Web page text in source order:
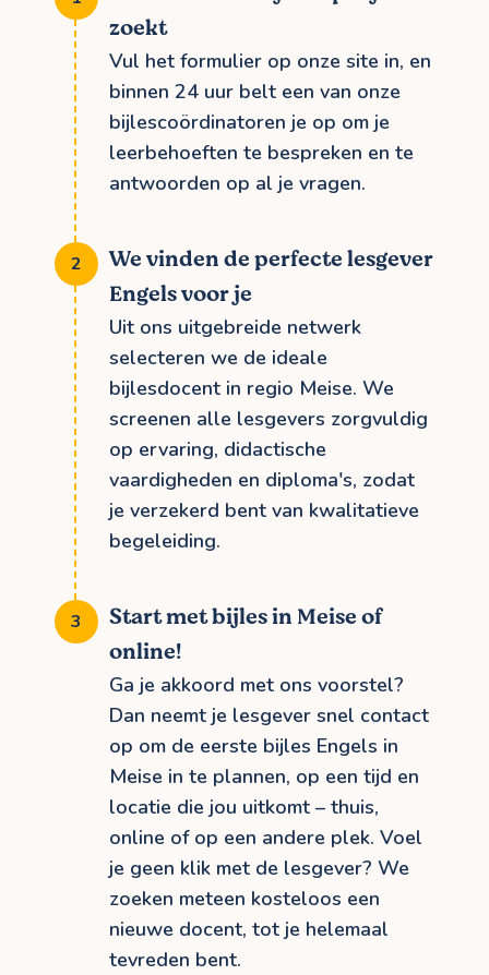
zoekt
Vul het formulier op onze site in, en
binnen 24 uur belt een van onze
bijlescoördinatoren je op om je
leerbehoeften te bespreken en te
antwoorden op al je vragen.
We vinden de perfecte lesgever
Engels voor je
Uit ons uitgebreide netwerk
selecteren we de ideale
bijlesdocent in regio Meise. We
screenen alle lesgevers zorgvuldig
op ervaring, didactische
vaardigheden en diploma's, zodat
je verzekerd bent van kwalitatieve
begeleiding.
Start met bijles in Meise of
online!
Ga je akkoord met ons voorstel?
Dan neemt je lesgever snel contact
op om de eerste bijles Engels in
Meise in te plannen, op een tijd en
locatie die jou uitkomt – thuis,
online of op een andere plek. Voel
je geen klik met de lesgever? We
zoeken meteen kosteloos een
nieuwe docent, tot je helemaal
tevreden bent.